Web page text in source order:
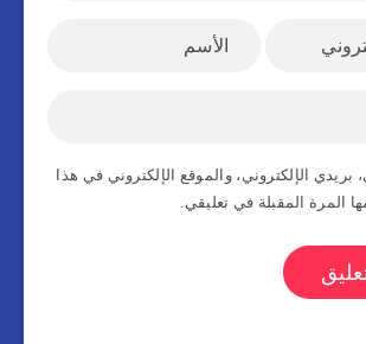
الإلكتروني، والموقع الإلكتروني في هذا
المرة المقبلة في تعليقي.